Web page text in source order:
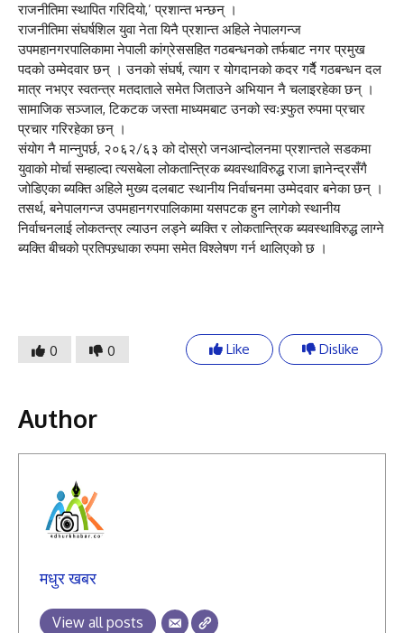
राजनीतिमा स्थापित गरिदियो,’ प्रशान्त भन्छन् ।
राजनीतिमा संघर्षशिल युवा नेता यिनै प्रशान्त अहिले नेपालगन्ज
उपमहानगरपालिकामा नेपाली कांग्रेससहित गठबन्धनको तर्फबाट नगर प्रमुख
पदको उम्मेदवार छन् । उनको संघर्ष, त्याग र योगदानको कदर गर्दैै गठबन्धन दल
मात्र नभएर स्वतन्त्र मतदाताले समेत जिताउने अभियान नै चलाइरहेका छन् ।
सामाजिक सञ्जाल, टिकटक जस्ता माध्यमबाट उनको स्वःस्र्फुत रुपमा प्रचार
प्रचार गरिरहेका छन् ।
संयोग नै मान्नुपर्छ, २०६२/६३ को दोस्रो जनआन्दोलनमा प्रशान्तले सडकमा
युवाको मोर्चा सम्हाल्दा त्यसबेला लोकतान्त्रिक ब्यवस्थाविरुद्ध राजा ज्ञानेन्द्रसँगै
जोडिएका ब्यक्ति अहिले मुख्य दलबाट स्थानीय निर्वाचनमा उम्मेदवार बनेका छन् ।
तसर्थ, बनेपालगन्ज उपमहानगरपालिकामा यसपटक हुन लागेको स्थानीय
निर्वाचनलाई लोकतन्त्र ल्याउन लड्ने ब्यक्ति र लोकतान्त्रिक ब्यवस्थाविरुद्ध लाग्ने
ब्यक्ति बीचको प्रतिपस्र्धाका रुपमा समेत विश्लेषण गर्न थालिएको छ ।
0 0 Like Dislike
Author
मधुर खबर
View all posts